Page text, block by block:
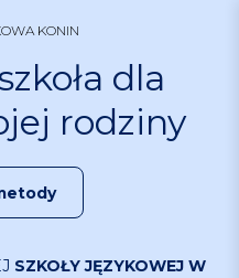
KONIN
dla
rodziny
SZKOŁY JĘZYKOWEJ W